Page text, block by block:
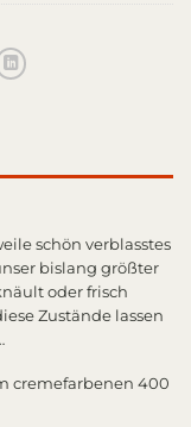
schön verblasstes
bislang größter
oder frisch
Zustände lassen
cremefarbenen 400